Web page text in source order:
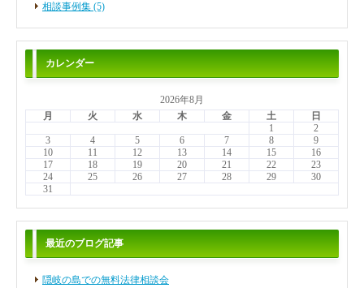
相談事例集 (5)
カレンダー
2026年8月
月
火 水 木 金 土
日
1
2
3
4 5 6 7 8
9
10
11 12 13 14 15
16
17
18 19 20 21 22
23
24
25 26 27 28 29
30
31
最近のブログ記事
隠岐の島での無料法律相談会